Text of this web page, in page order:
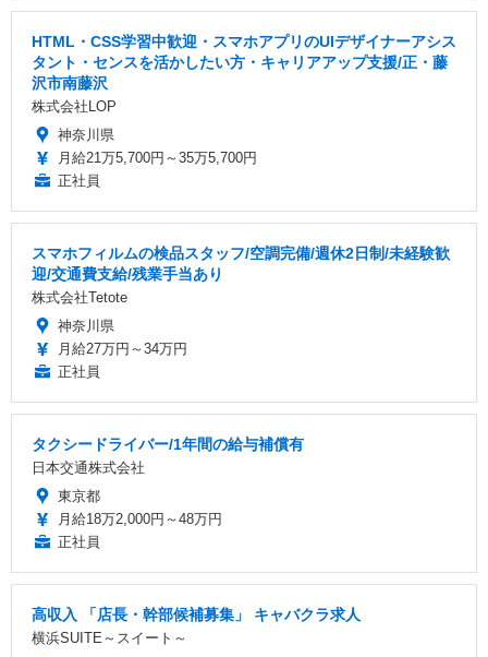
HTML・CSS学習中歓迎・スマホアプリのUIデザイナーアシス
タント・センスを活かしたい方・キャリアアップ支援/正・藤
沢市南藤沢
株式会社LOP
神奈川県
月給21万5,700円～35万5,700円
正社員
スマホフィルムの検品スタッフ/空調完備/週休2日制/未経験歓
迎/交通費支給/残業手当あり
株式会社Tetote
神奈川県
月給27万円～34万円
正社員
タクシードライバー/1年間の給与補償有
日本交通株式会社
東京都
月給18万2,000円～48万円
正社員
高収入 「店長・幹部候補募集」 キャバクラ求人
横浜SUITE～スイート～